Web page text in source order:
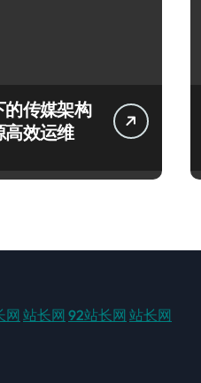
传媒架构
高效运维
网 站长网 92站长网 站长网